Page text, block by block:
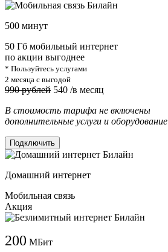
500 минут
50 Гб мобильный интернет
по акции выгоднее
* Пользуйтесь услугами
2 месяца с выгодой
990 рублей 540 /в месяц
В стоимость тарифа не включены
дополнительные услуги и оборудование
Подключить
Домашний интернет
Мобильная связь
Акция
200 МБит